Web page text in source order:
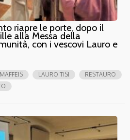
riapre le porte, dopo il
alla Messa della
con i vescovi Lauro e
LAURO TISI
RESTAURO